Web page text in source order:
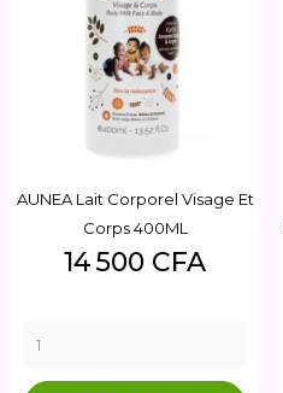
AUNEA Lait Corporel Visage Et
Corps 400ML
Prix
14 500 CFA